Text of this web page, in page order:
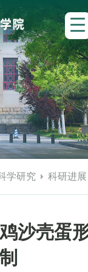
学研究 科研进展
沙壳蛋